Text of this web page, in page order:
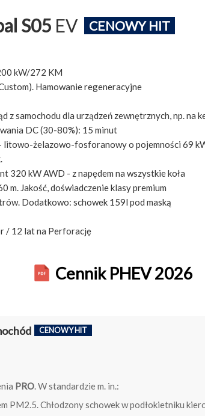
S05 EV CENOWY HIT
kW/272 KM
Hamowanie regeneracyjne
z samochodu dla urządzeń zewnętrznych, np. na
DC (30-80%): 15 minut
litowo-żelazowo-fosforanowy o pojemności 69
320 kW AWD - z napędem na wszystkie koła
m. Jakość, doświadczenie klasy premium
Dodatkowo: schowek 159l pod maską
/ 12 lat na Perforację
Cennik PHEV 2026
CENOWY HIT
PRO. W standardzie m. in.:
PM2.5. Chłodzony schowek w podłokietniku